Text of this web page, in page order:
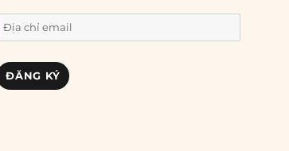
Địa
email
ĐĂNG KÝ